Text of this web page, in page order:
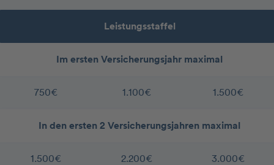
Leistungsstaffel
Im ersten Versicherungsjahr maximal
750€ 1.100€ 1.500€
In den ersten 2 Versicherungsjahren maximal
1.500€ 2.200€ 3.000€